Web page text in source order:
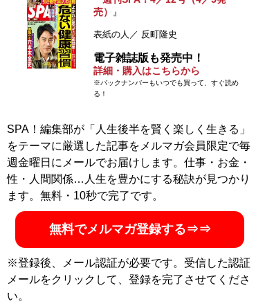
売） 』
表紙の人／ 反町隆史
電子雑誌版も発売中！
詳細・購入はこちらから
※バックナンバーもいつでも買って、すぐ読め
る！
SPA！編集部が「人生後半を賢く楽しく生きる」
をテーマに厳選した記事をメルマガ会員限定で毎
週金曜日にメールでお届けします。仕事・お金・
性・人間関係…人生を豊かにする秘訣が見つかり
ます。無料・10秒で完了です。
無料でメルマガ登録する⇒⇒
※登録後、メール認証が必要です。受信した認証
メールをクリックして、登録を完了させてくださ
い。